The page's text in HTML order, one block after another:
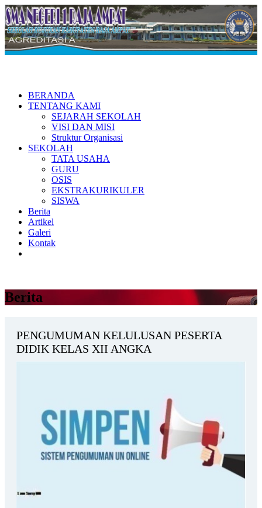
BERANDA
TENTANG KAMI
SEJARAH SEKOLAH
VISI DAN MISI
Struktur Organisasi
SEKOLAH
TATA USAHA
GURU
OSIS
EKSTRAKURIKULER
SISWA
Berita
Artikel
Galeri
Kontak
Berita
PENGUMUMAN KELULUSAN PESERTA
DIDIK KELAS XII ANGKA